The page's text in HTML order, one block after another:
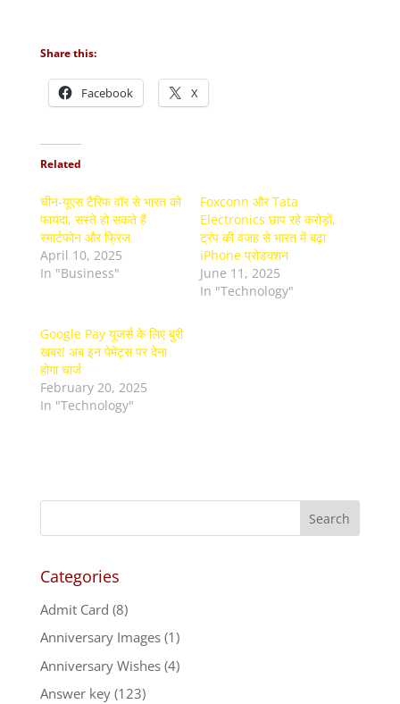
Share this:
Facebook X
Related
चीन-यूएस टैरिफ वॉर से भारत को
फायदा, सस्ते हो सकते हैं
स्मार्टफोन और फ्रिज
April 10, 2025
In "Business"
Foxconn और Tata
Electronics छाप रहे करोड़ों,
ट्रंप की वजह से भारत में बढ़ा
iPhone प्रोडक्शन
June 11, 2025
In "Technology"
Google Pay यूजर्स के लिए बुरी
खबर! अब इन पेमेंट्स पर देना
होगा चार्ज
February 20, 2025
In "Technology"
Categories
Admit Card (8)
Anniversary Images(1)
Anniversary Wishes(4)
Answer key(123)